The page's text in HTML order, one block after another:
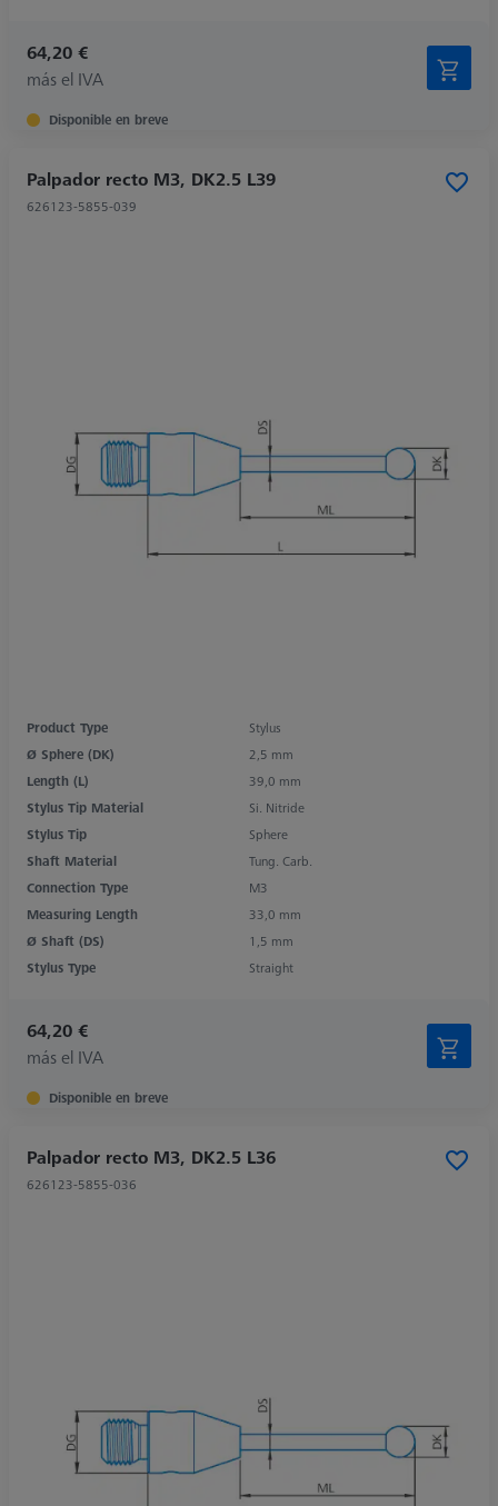
64,20 €
más el IVA
Disponible en breve
Palpador recto M3, DK2.5 L39
626123-5855-039
Product Type
Stylus
Ø Sphere (DK)
2,5 mm
Length (L)
39,0 mm
Stylus Tip Material
Si. Nitride
Stylus Tip
Sphere
Shaft Material
Tung. Carb.
Connection Type
M3
Measuring Length
33,0 mm
Ø Shaft (DS)
1,5 mm
Stylus Type
Straight
64,20 €
más el IVA
Disponible en breve
Palpador recto M3, DK2.5 L36
626123-5855-036